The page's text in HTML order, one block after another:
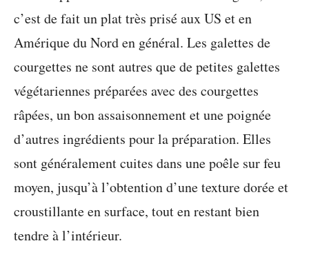
c’est de fait un plat très prisé aux US et en
Amérique du Nord en général. Les galettes de
courgettes ne sont autres que de petites galettes
végétariennes préparées avec des courgettes
râpées, un bon assaisonnement et une poignée
d’autres ingrédients pour la préparation. Elles
sont généralement cuites dans une poêle sur feu
moyen, jusqu’à l’obtention d’une texture dorée et
croustillante en surface, tout en restant bien
tendre à l’intérieur.